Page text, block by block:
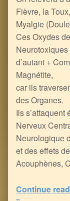
Fièvre, la
Myalgie
Ces Oxydes
d’autant +
Magnétite,
car ils
des Organes.
Ils
Nerveux
Neurologique
et des effets
Acouphènes,
Continue